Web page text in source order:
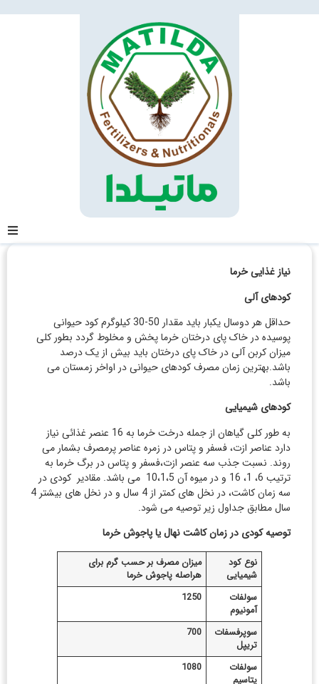
درباره ما
محصولات
مقالات
خدمات
پروژه‌ها
آموزش
تماس با ما
نیاز غذایی خرما
کودهای آلی
حداقل هر دوسال یکبار باید مقدار 50-30 کیلوگرم کود حیوانی
پوسیده در خاک پای درختان خرما پخش و مخلوط گردد بطور کلی
میزان کربن آلی در خاک پای درختان باید بیش از یک درصد
باشد.بهترین زمان مصرف کودهای حیوانی در اواخر زمستان می
باشد.
کودهای شیمیایی
به طور کلی گیاهان از جمله درخت خرما به 16 عنصر غذائی نیاز
دارد عناصر ازت، فسفر و پتاس در زمره عناصر پرمصرف بشمار می
روند. نسبت جذب سه عنصر ازت،فسفر و پتاس در برگ خرما به
ترتیب 6، 1، 16 و در میوه آن 10،1،5 می باشد. مقادیر کودی در
سه زمان کاشت، در نخل های کمتر از 4 سال و در نخل های بیشتر 4
سال مطابق جداول زیر توصیه می شود.
توصیه کودی در زمان کاشت نهال یا پاجوش خرما
نوع کود
شیمیایی
میزان مصرف بر حسب گرم برای
هراصله پاجوش خرما
سولفات
آمونیوم
1250
سوپرفسفات
تریپل
700
سولفات
پتاسیم
1080